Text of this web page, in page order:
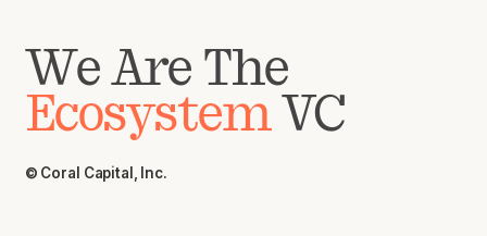
We Are The
EcosystemVC
© Coral Capital, Inc.